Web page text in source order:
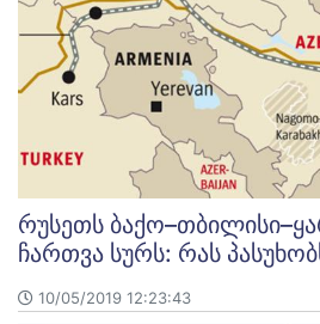
რუსეთს
ჩართვა სურს: რას
10/05/2019 12:23:43